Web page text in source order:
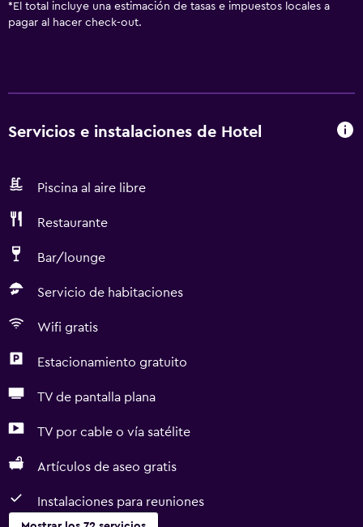
* El total incluye una estimación de tasas e impuestos locales a
pagar al hacer check-out.
Servicios e instalaciones de Hotel
Piscina al aire libre
Restaurante
Bar/lounge
Servicio de habitaciones
Wifi gratis
Estacionamiento gratuito
TV de pantalla plana
TV por cable o vía satélite
Artículos de aseo gratis
Instalaciones para reuniones